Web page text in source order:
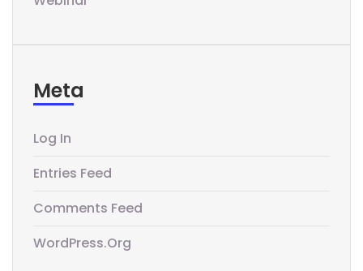
Meta
Log In
Entries Feed
Comments Feed
WordPress.org